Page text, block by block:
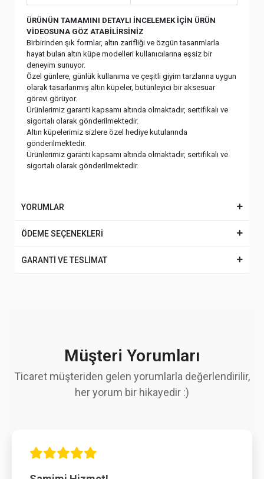
ÜRÜNÜN TAMAMINI DETAYLI İNCELEMEK İÇİN ÜRÜN
VİDEOSUNA GÖZ ATABİLİRSİNİZ
Birbirinden şık formlar, altın zarifliği ve özgün tasarımlarla
hayat bulan altın küpe modelleri kullanıcılarına eşsiz bir
deneyim sunuyor.
Özel günlere, günlük kullanıma ve çeşitli giyim tarzlarına uygun
olarak tasarlanmış altın küpeler, bütünleyici bir aksesuar
görevi görüyor.
Ürünlerimiz garanti kapsamı altında olmaktadır, sertifikalı ve
sigortalı olarak gönderilmektedir.
Altın küpelerimiz sizlere özel hediye kutularında
gönderilmektedir.
Ürünlerimiz garanti kapsamı altında olmaktadır, sertifikalı ve
sigortalı olarak gönderilmektedir.
YORUMLAR
ÖDEME SEÇENEKLERİ
GARANTİ VE TESLİMAT
Müşteri Yorumları
Ticaret müşteriden gelen yorumlarla değerlendirilir,
her yorum bir hikayedir :)